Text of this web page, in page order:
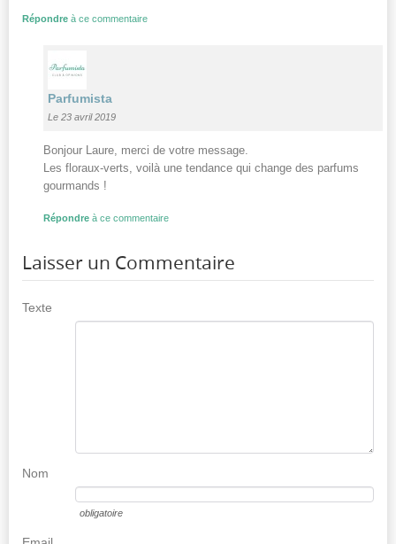
Répondre à ce commentaire
Parfumista
Le 23 avril 2019
Bonjour Laure, merci de votre message.
Les floraux-verts, voilà une tendance qui change des parfums
gourmands !
Répondre à ce commentaire
Laisser un Commentaire
Texte
Nom
obligatoire